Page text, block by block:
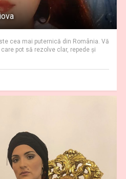
cea mai puternică din România. Vă
pot să rezolve clar, repede şi